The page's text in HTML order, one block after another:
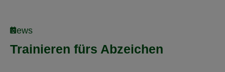
News
Trainieren fürs Abzeichen